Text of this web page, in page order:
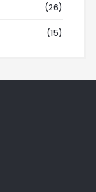
(26)
(15)